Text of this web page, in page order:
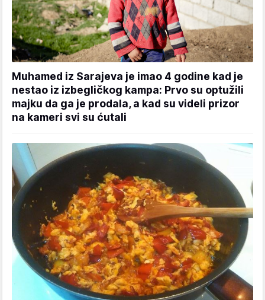
Muhamed iz Sarajeva je imao 4 godine kad je
nestao iz izbegličkog kampa: Prvo su optužili
majku da ga je prodala, a kad su videli prizor
na kameri svi su ćutali